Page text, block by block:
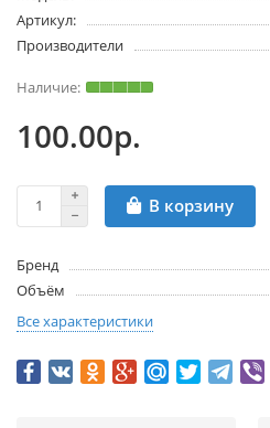
Артикул:
Производители
100.00р.
В корзину
Бренд
Объём
Все характеристики